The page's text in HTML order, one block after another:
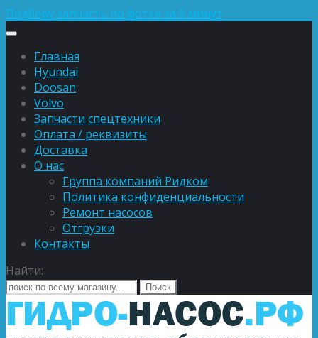
Подберу запчасть по фотке за 5 минут
Главная
Hyundai
Doosan
Volvo
Запчасти спецтехники
Оплата / реквизиты
Доставка
О нас
Группа компаний Ридком
Политика конфиденциальности
Ремонт насосов
Отгрузки
Контакты
Найти: